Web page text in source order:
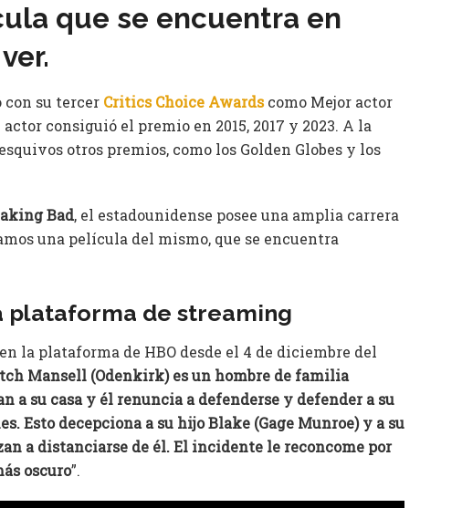
que se encuentra en
con su tercer Critics Choice Awardscomo Mejor actor
actor consiguió el premio en 2015, 2017 y 2023. A la
otros premios, como los Golden Globes y los
Bad, el estadounidense posee una amplia carrera
una película del mismo, que se encuentra
plataforma de streaming
la plataforma de HBO desde el 4 de diciembre del
Mansell (Odenkirk) es un hombre de familia
a su casa y él renuncia a defenderse y defender a su
Esto decepciona a su hijo Blake (Gage Munroe) y a su
a distanciarse de él. El incidente le reconcome por
oscuro”.